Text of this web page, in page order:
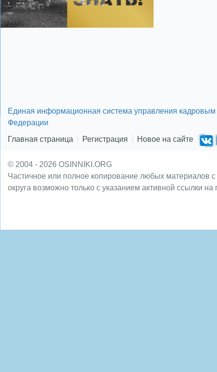
Единая информационная система управления кадровым
Федерации
Главная страница
Регистрация Новое на сайте
© 2004 - 2026 OSINNIKI.ORG
Частичное или полное копирование любых материалов
округа возможно только с указанием активной ссылки на